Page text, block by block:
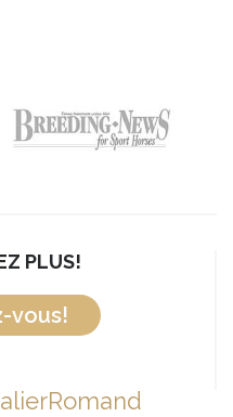
PLUS!
vous!